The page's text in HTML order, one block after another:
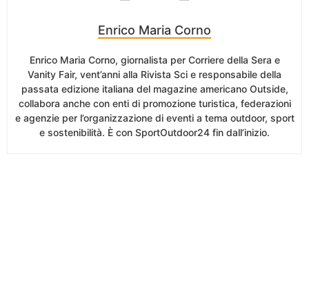
Enrico Maria Corno
Enrico Maria Corno, giornalista per Corriere della Sera e
Vanity Fair, vent’anni alla Rivista Sci e responsabile della
passata edizione italiana del magazine americano Outside,
collabora anche con enti di promozione turistica, federazioni
e agenzie per l’organizzazione di eventi a tema outdoor, sport
e sostenibilità. È con SportOutdoor24 fin dall’inizio.